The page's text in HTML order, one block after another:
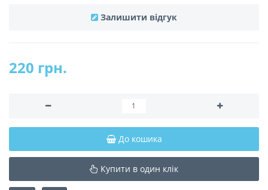
Залишити відгук
220 грн.
До кошика
Купити в один клік